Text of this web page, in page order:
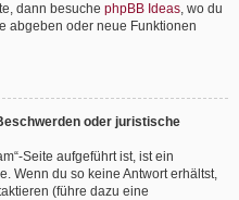
dann besuche phpBB Ideas, wo du
abgeben oder neue Funktionen
oder juristische
Seite aufgeführt ist, ist ein
Wenn du so keine Antwort erhältst,
(führe dazu eine